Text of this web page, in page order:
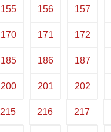
155 156 157
170 171 172
185 186 187
200 201 202
215 216 217